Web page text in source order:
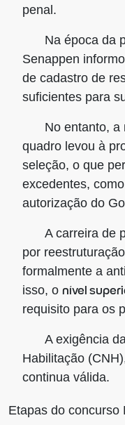
penal.
Na época da
Senappen
de cadastro de
suficientes para
No entanto, a
quadro levou à
seleção, o que
excedentes,
autorização do
A carreira de
por
formalmente a
isso, o nível
requisito para os
A exigência
Habilitação
continua válida.
Etapas do concurso